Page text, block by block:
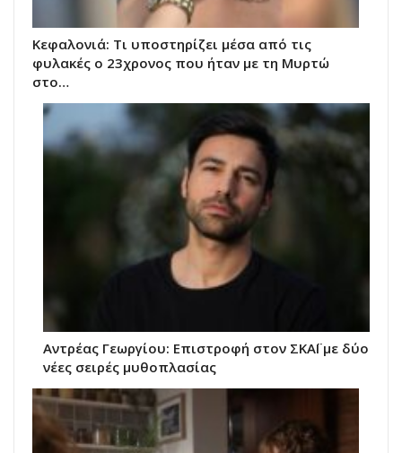
Κεφαλονιά: Τι υποστηρίζει μέσα από τις
φυλακές ο 23χρονος που ήταν με τη Μυρτώ
στο…
Αντρέας Γεωργίου: Επιστροφή στον ΣΚΑΪ με δύο
νέες σειρές μυθοπλασίας